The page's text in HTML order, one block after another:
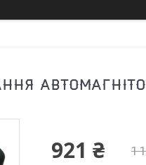
1
921 ₴